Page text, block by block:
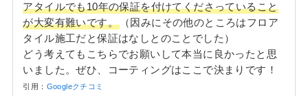
アタイルでも10年の保証を付けてくださっていること
が大変有難いです。
（因みにその他のところはフロア
タイル施工だと保証はなしとのことでした）
どう考えてもこちらでお願いして本当に良かったと思
いました。ぜひ、コーティングはここで決まりです！
引用： Googleクチコミ